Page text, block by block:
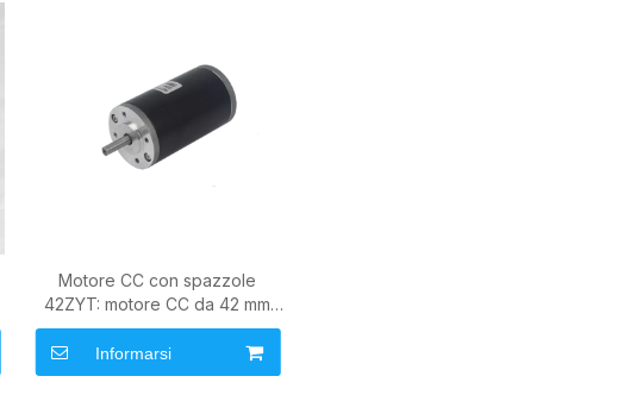
Motore CC con spazzole
42ZYT: motore CC da 42 mm
per sistemi di azionamento
compatti
Informarsi